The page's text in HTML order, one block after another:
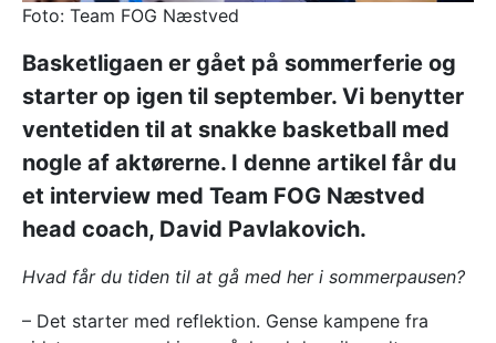
Foto: Team FOG Næstved
Basketligaen er gået på sommerferie og
starter op igen til september. Vi benytter
ventetiden til at snakke basketball med
nogle af aktørerne. I denne artikel får du
et interview med Team FOG Næstved
head coach, David Pavlakovich.
Hvad får du tiden til at gå med her i sommerpausen?
– Det starter med reflektion. Gense kampene fra